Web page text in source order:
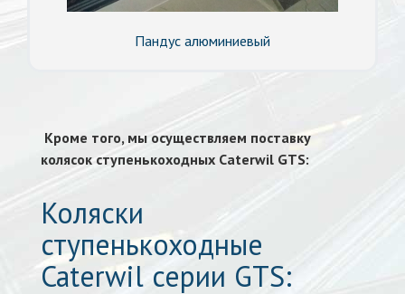
Пандус алюминиевый
Кроме того, мы осуществляем поставку
колясок ступенькоходных Caterwil GTS:
Коляски
ступенькоходные
Caterwil серии GTS: